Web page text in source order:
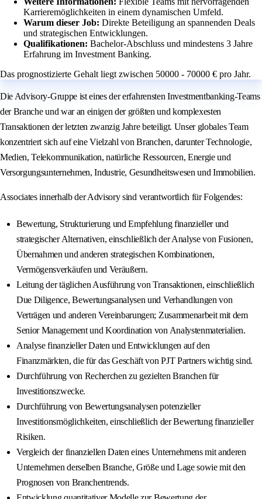
Karrieremöglichkeiten in einem dynamischen Umfeld.
Warum dieser Job: Direkte Beteiligung an spannenden Deals
und strategischen Entwicklungen.
Qualifikationen: Bachelor-Abschluss und mindestens 3 Jahre
Erfahrung im Investment Banking.
Das prognostizierte Gehalt liegt zwischen 50000 - 70000 € pro Jahr.
Die Advisory-Gruppe ist eines der erfahrensten Investmentbanking-Teams
der Branche und war an einigen der größten und komplexesten
Transaktionen der letzten zwanzig Jahre beteiligt. Unser globales Team
konzentriert sich auf eine Vielzahl von Branchen, darunter Technologie,
Medien, Telekommunikation, natürliche Ressourcen, Energie und
Versorgungsunternehmen, Industrie, Gesundheitswesen und Immobilien.
Associates innerhalb der Advisory sind verantwortlich für Folgendes:
Bewertung, Strukturierung und Empfehlung finanzieller und
strategischer Alternativen, einschließlich der Analyse von Fusionen,
Übernahmen und anderen strategischen Kombinationen,
Vermögensverkäufen und Veräußern.
Leitung der täglichen Ausführung von Transaktionen, einschließlich
Due Diligence, Bewertungsanalysen und Verhandlungen von
Verträgen und anderen Vereinbarungen; Zusammenarbeit mit dem
Senior Management und Koordination von Analystenmaterialien.
Analyse finanzieller Daten und Entwicklungen auf den
Finanzmärkten, die für das Geschäft von PJT Partners wichtig sind.
Durchführung von Recherchen zu gezielten Branchen für
Investitionszwecke.
Durchführung von Bewertungsanalysen potenzieller
Investitionsmöglichkeiten, einschließlich der Bewertung finanzieller
Risiken.
Vergleich der finanziellen Daten eines Unternehmens mit anderen
Unternehmen derselben Branche, Größe und Lage sowie mit den
Prognosen von Branchentrends.